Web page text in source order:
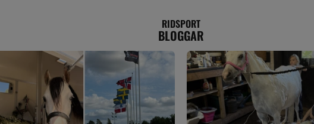
RIDSPORT
BLOGGAR